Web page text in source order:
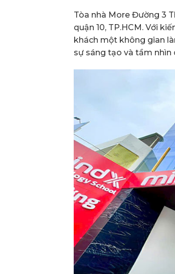
Tòa nhà More Đường 3
quận 10, TP.HCM. Với
khách một không gian
sự sáng tạo và tầm nhìn